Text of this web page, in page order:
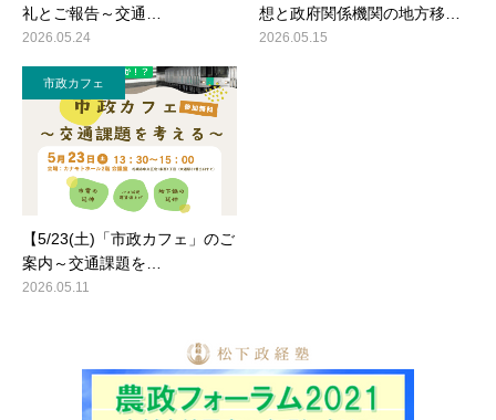
礼とご報告～交通…
2026.05.24
想と政府関係機関の地方移…
2026.05.15
市政カフェ
【5/23(土)「市政カフェ」のご
案内～交通課題を…
2026.05.11